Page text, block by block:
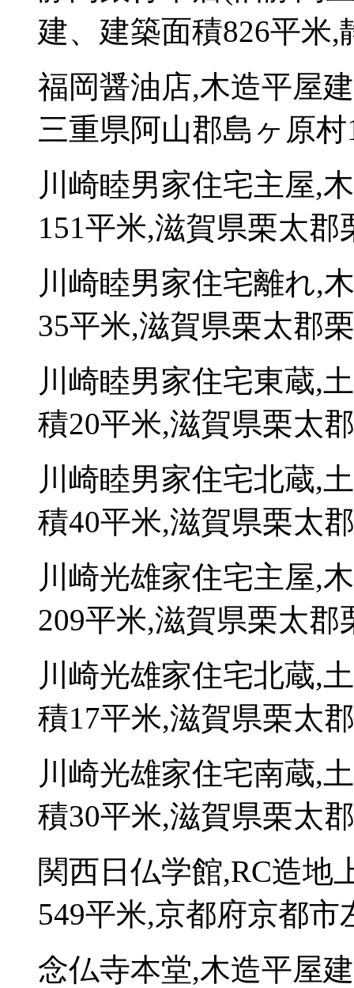
建、建築面積826平米
福岡醤油店,木造平屋
三重県阿山郡島ヶ原村
川崎睦男家住宅主屋,
151平米,滋賀県栗太
川崎睦男家住宅離れ,
35平米,滋賀県栗太郡
川崎睦男家住宅東蔵,
積20平米,滋賀県栗太
川崎睦男家住宅北蔵,
積40平米,滋賀県栗太
川崎光雄家住宅主屋,
209平米,滋賀県栗太郡
川崎光雄家住宅北蔵,
積17平米,滋賀県栗太
川崎光雄家住宅南蔵,
積30平米,滋賀県栗太
関西日仏学館,RC造地
549平米,京都府京都
念仏寺本堂,木造平屋